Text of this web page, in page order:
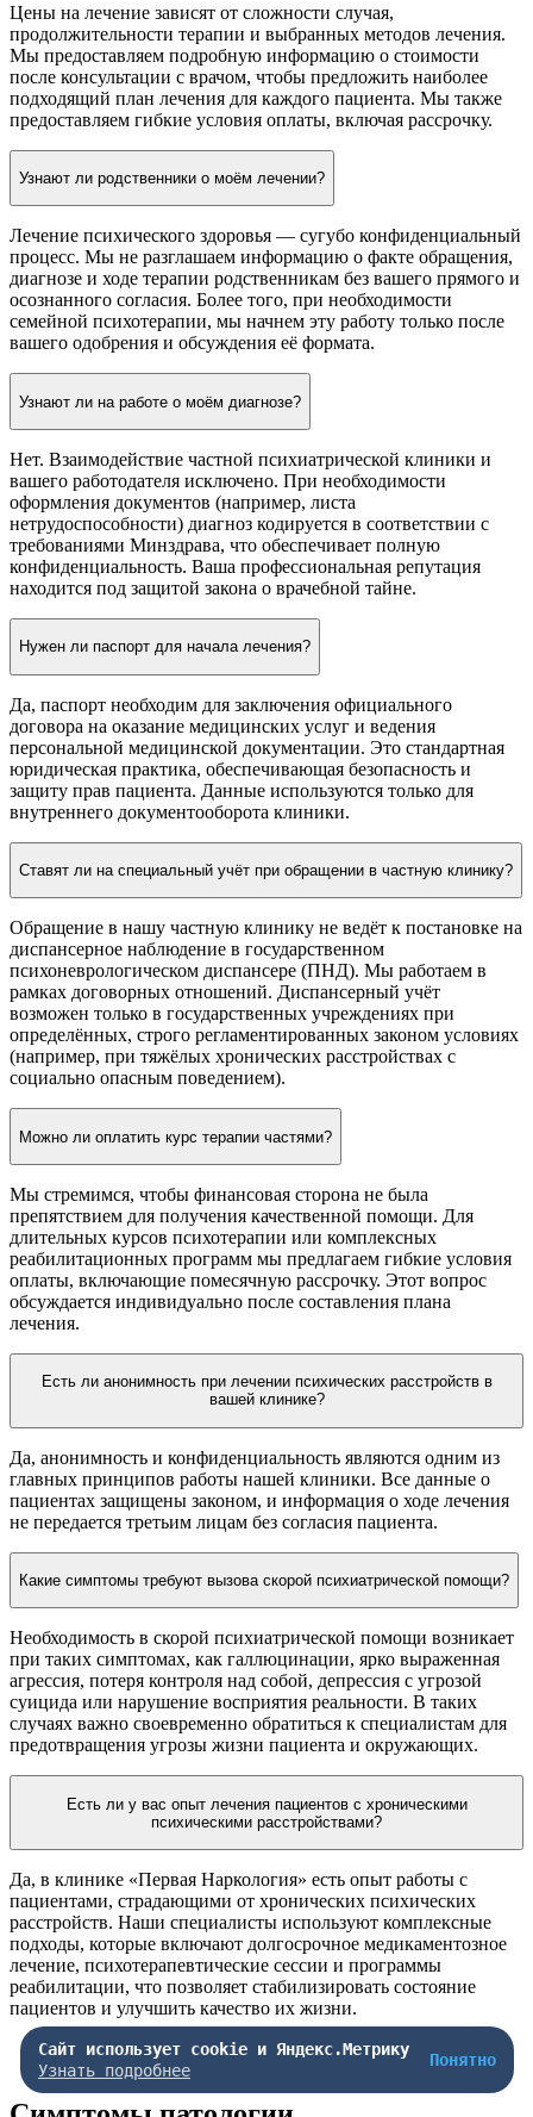
Цены на лечение зависят от сложности случая,
продолжительности терапии и выбранных методов лечения.
Мы предоставляем подробную информацию о стоимости
после консультации с врачом, чтобы предложить наиболее
подходящий план лечения для каждого пациента. Мы также
предоставляем гибкие условия оплаты, включая рассрочку.
Узнают ли родственники о моём лечении?
Лечение психического здоровья — сугубо конфиденциальный
процесс. Мы не разглашаем информацию о факте обращения,
диагнозе и ходе терапии родственникам без вашего прямого и
осознанного согласия. Более того, при необходимости
семейной психотерапии, мы начнем эту работу только после
вашего одобрения и обсуждения её формата.
Узнают ли на работе о моём диагнозе?
Нет. Взаимодействие частной психиатрической клиники и
вашего работодателя исключено. При необходимости
оформления документов (например, листа
нетрудоспособности) диагноз кодируется в соответствии с
требованиями Минздрава, что обеспечивает полную
конфиденциальность. Ваша профессиональная репутация
находится под защитой закона о врачебной тайне.
Нужен ли паспорт для начала лечения?
Да, паспорт необходим для заключения официального
договора на оказание медицинских услуг и ведения
персональной медицинской документации. Это стандартная
юридическая практика, обеспечивающая безопасность и
защиту прав пациента. Данные используются только для
внутреннего документооборота клиники.
Ставят ли на специальный учёт при обращении в частную клинику?
Обращение в нашу частную клинику не ведёт к постановке на
диспансерное наблюдение в государственном
психоневрологическом диспансере (ПНД). Мы работаем в
рамках договорных отношений. Диспансерный учёт
возможен только в государственных учреждениях при
определённых, строго регламентированных законом условиях
(например, при тяжёлых хронических расстройствах с
социально опасным поведением).
Можно ли оплатить курс терапии частями?
Мы стремимся, чтобы финансовая сторона не была
препятствием для получения качественной помощи. Для
длительных курсов психотерапии или комплексных
реабилитационных программ мы предлагаем гибкие условия
оплаты, включающие помесячную рассрочку. Этот вопрос
обсуждается индивидуально после составления плана
лечения.
Есть ли анонимность при лечении психических расстройств в
вашей клинике?
Да, анонимность и конфиденциальность являются одним из
главных принципов работы нашей клиники. Все данные о
пациентах защищены законом, и информация о ходе лечения
не передается третьим лицам без согласия пациента.
Какие симптомы требуют вызова скорой психиатрической помощи?
Необходимость в скорой психиатрической помощи возникает
при таких симптомах, как галлюцинации, ярко выраженная
агрессия, потеря контроля над собой, депрессия с угрозой
суицида или нарушение восприятия реальности. В таких
случаях важно своевременно обратиться к специалистам для
предотвращения угрозы жизни пациента и окружающих.
Есть ли у вас опыт лечения пациентов с хроническими
психическими расстройствами?
Да, в клинике «Первая Наркология» есть опыт работы с
пациентами, страдающими от хронических психических
расстройств. Наши специалисты используют комплексные
подходы, которые включают долгосрочное медикаментозное
лечение, психотерапевтические сессии и программы
реабилитации, что позволяет стабилизировать состояние
пациентов и улучшить качество их жизни.
Сайт использует cookie и Яндекс.Метрику
Узнать подробнее
Понятно